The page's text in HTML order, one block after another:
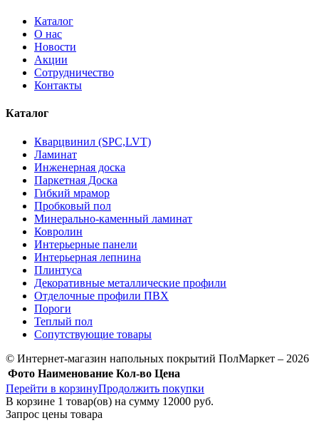
Каталог
О нас
Новости
Акции
Сотрудничество
Контакты
Каталог
Кварцвинил (SPC,LVT)
Ламинат
Инженерная доска
Паркетная Доска
Гибкий мрамор
Пробковый пол
Минерально-каменный ламинат
Ковролин
Интерьерные панели
Интерьерная лепнина
Плинтуса
Декоративные металлические профили
Отделочные профили ПВХ
Пороги
Теплый пол
Сопутствующие товары
© Интернет-магазин напольных покрытий ПолМаркет – 2026
Фото Наименование Кол-во Цена
Перейти в корзинуПродолжить покупки
В корзине 1 товар(ов) на сумму 12000 руб.
Запрос цены товара